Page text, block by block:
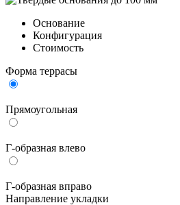
Основание
Конфигурация
Стоимость
Форма террасы
Прямоугольная
Г-образная влево
Г-образная вправо
Направление укладки